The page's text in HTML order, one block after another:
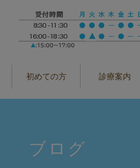
初めての方 診療案内
ブログ